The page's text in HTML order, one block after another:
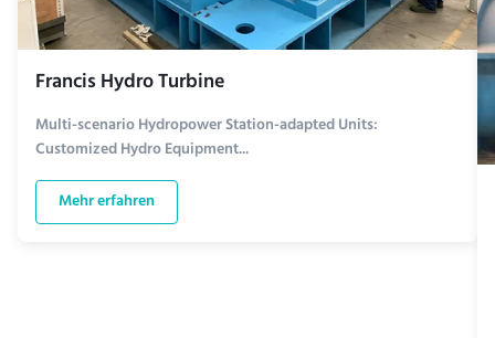
Francis Hydro Turbine
Multi-scenario Hydropower Station-adapted Units:
Customized Hydro Equipment...
Mehr erfahren